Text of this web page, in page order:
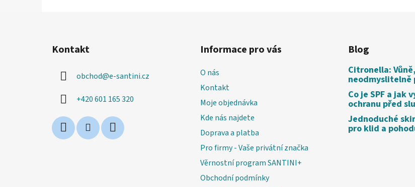
Kontakt
obchod@e-santini.cz
+420 601 165 320
Informace pro vás
O nás
Kontakt
Moje objednávka
Kde nás najdete
Doprava a platba
Pro firmy - Vaše privátní značka
Věrnostní program SANTINI+
Obchodní podmínky
Blog
Citronella:
Co je SPF a jak
ochranu před
Jednoduché
pro klid a